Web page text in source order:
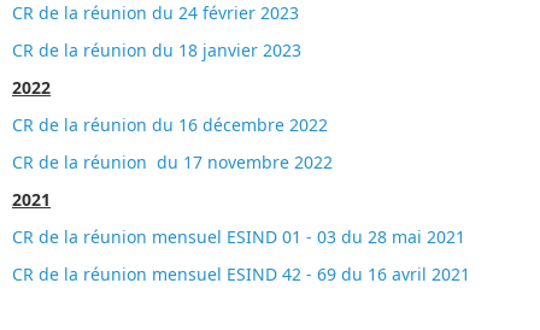
CR de la réunion du 24 février 2023
CR de la réunion du 18 janvier 2023
2022
CR de la réunion du 16 décembre 2022
CR de la réunion du 17 novembre 2022
2021
CR de la réunion mensuel ESIND 01 - 03 du 28 mai 2021
CR de la réunion mensuel ESIND 42 - 69 du 16 avril 2021